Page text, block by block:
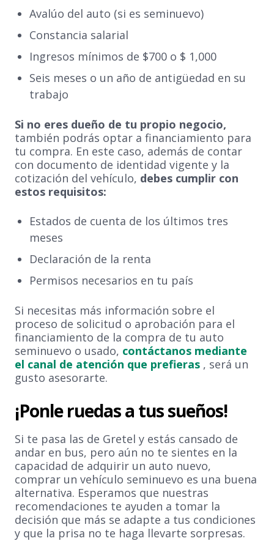
Avalúo del auto (si es seminuevo)
Constancia salarial
Ingresos mínimos de $700 o $ 1,000
Seis meses o un año de antigüedad en su
trabajo
Si no eres dueño de tu propio negocio,
también podrás optar a financiamiento para
tu compra. En este caso, además de contar
con documento de identidad vigente y la
cotización del vehículo, debes cumplir con
estos requisitos:
Estados de cuenta de los últimos tres
meses
Declaración de la renta
Permisos necesarios en tu país
Si necesitas más información sobre el
proceso de solicitud o aprobación para el
financiamiento de la compra de tu auto
seminuevo o usado, contáctanos mediante
el canal de atención que prefieras , será un
gusto asesorarte.
¡Ponle ruedas a tus sueños!
Si te pasa las de Gretel y estás cansado de
andar en bus, pero aún no te sientes en la
capacidad de adquirir un auto nuevo,
comprar un vehículo seminuevo es una buena
alternativa. Esperamos que nuestras
recomendaciones te ayuden a tomar la
decisión que más se adapte a tus condiciones
y que la prisa no te haga llevarte sorpresas.